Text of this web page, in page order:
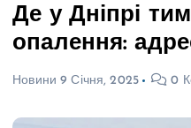
Де у Дніпрі
опалення:
Новини 9 Січня, 2025 0